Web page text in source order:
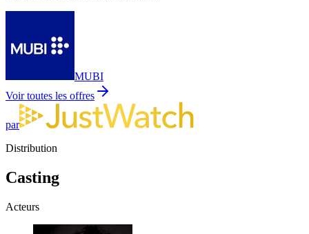
MUBI
Voir toutes les offres
par
Distribution
Casting
Acteurs